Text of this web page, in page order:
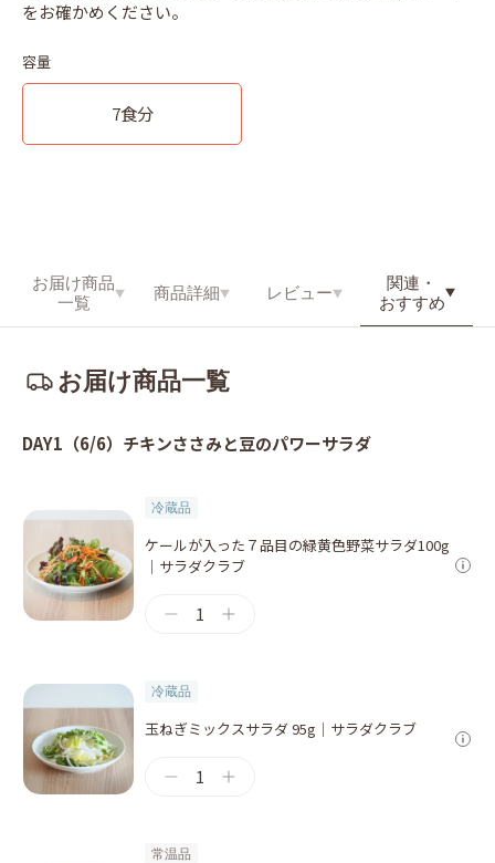
容量
7食分
お届け商品
一覧
商品詳細 レビュー
関連・
おすすめ
お届け商品一覧
DAY1（6/6）チキンささみと豆のパワーサラダ
冷蔵品
ケールが入った７品目の緑黄色野菜サラダ100g
｜サラダクラブ
1
冷蔵品
玉ねぎミックスサラダ 95g｜サラダクラブ
1
常温品